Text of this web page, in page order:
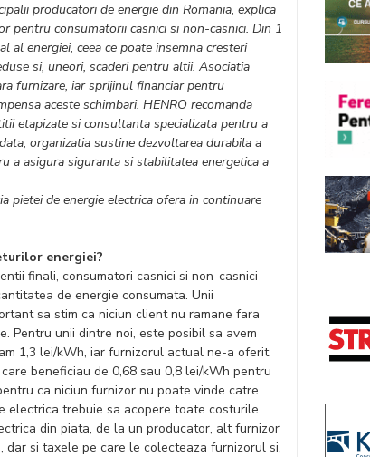
producatori de energie din Romania, explica
pentru consumatorii casnici si non-casnici. Din 1
al energiei, ceea ce poate insemna cresteri
si, uneori, scaderi pentru altii. Asociatia
furnizare, iar sprijinul financiar pentru
aceste schimbari. HENRO recomanda
etapizate si consultanta specializata pentru a
organizatia sustine dezvoltarea durabila a
a asigura siguranta si stabilitatea energetica a
pietei de energie electrica ofera in continuare
energiei?
finali, consumatori casnici si non-casnici
de energie consumata. Unii
sa stim ca niciun client nu ramane fara
Pentru unii dintre noi, este posibil sa avem
1,3 lei/kWh, iar furnizorul actual ne-a oferit
beneficiau de 0,68 sau 0,8 lei/kWh pentru
ca niciun furnizor nu poate vinde catre
electrica trebuie sa acopere toate costurile
din piata, de la un producator, alt furnizor
si taxele pe care le colecteaza furnizorul si,